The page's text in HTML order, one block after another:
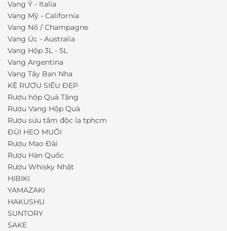
Vang Ý - Italia
Vang Mỹ - California
Vang Nổ / Champagne
Vang Úc - Australia
Vang Hộp 3L - 5L
Vang Argentina
Vang Tây Ban Nha
KỆ RƯỢU SIÊU ĐẸP
Rượu hộp Quà Tặng
Rượu Vang Hộp Quà
Rượu sưu tầm độc lạ tphcm
ĐÙI HEO MUỐI
Rượu Mao Đài
Rượu Hàn Quốc
Rượu Whisky Nhật
HIBIKI
YAMAZAKI
HAKUSHU
SUNTORY
SAKE